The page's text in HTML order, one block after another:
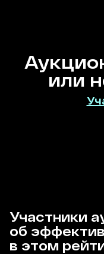
или
Участники
об
в этом